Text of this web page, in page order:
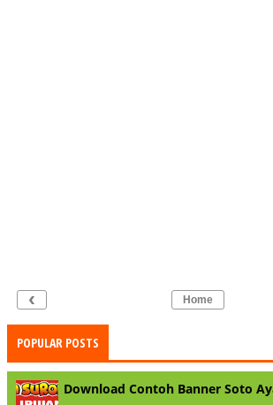
‹ Home
POPULAR POSTS
Download Contoh Banner Soto